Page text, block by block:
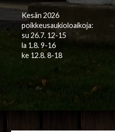
Kesän 2026
poikkeusaukioloaikoja:
su 26.7. 12-15
la 1.8. 9-16
ke 12.8. 8-18